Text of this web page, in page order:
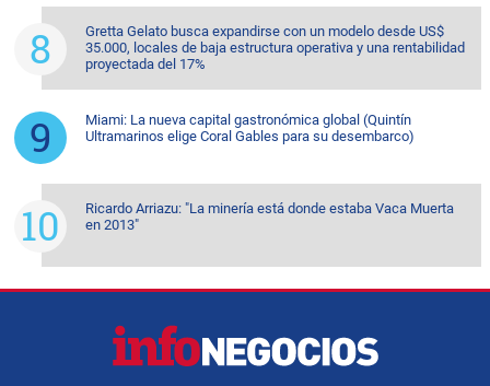
Gretta Gelato busca expandirse con un modelo desde US$
35.000, locales de baja estructura operativa y una rentabilidad
proyectada del 17%
Miami: La nueva capital gastronómica global (Quintín
Ultramarinos elige Coral Gables para su desembarco)
Ricardo Arriazu: "La minería está donde estaba Vaca Muerta
en 2013"